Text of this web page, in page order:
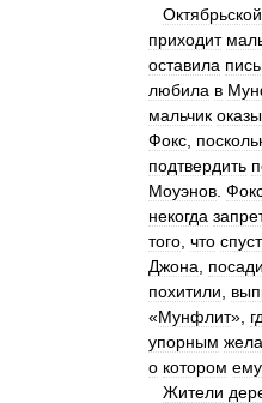
Октябрьской
приходит
оставила
любила в
мальчик
Фокс
подтвердить
Моуэнов
некогда
того что
Джона
похитили
«Мунфлит»,
упорным
о котором ему
Жители